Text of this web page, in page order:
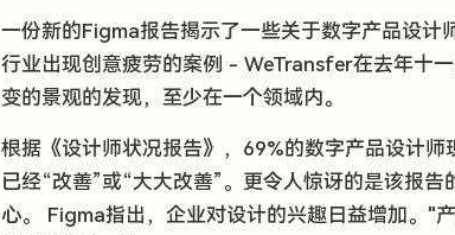
一份新的Figma报告揭示了一些关于数字产品设计
行业出现创意疲劳的案例 - WeTransfer在去年十
变的景观的发现，至少在一个领域内。
根据《设计师状况报告》，69%的数字产品设计
已经“改善”或“大大改善”。更令人惊讶的是该报
心。 Figma指出，企业对设计的兴趣日益增加。"